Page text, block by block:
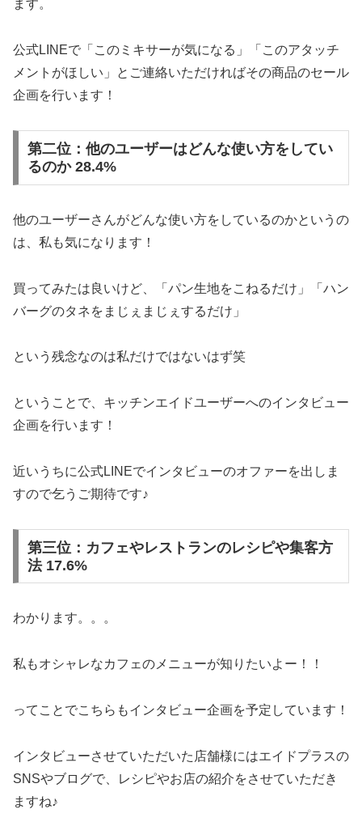
ます。
公式LINEで「このミキサーが気になる」「このアタッチ
メントがほしい」とご連絡いただければその商品のセール
企画を行います！
第二位：他のユーザーはどんな使い方をしてい
るのか 28.4%
他のユーザーさんがどんな使い方をしているのかというの
は、私も気になります！
買ってみたは良いけど、「パン生地をこねるだけ」「ハン
バーグのタネをまじぇまじぇするだけ」
という残念なのは私だけではないはず笑
ということで、キッチンエイドユーザーへのインタビュー
企画を行います！
近いうちに公式LINEでインタビューのオファーを出しま
すので乞うご期待です♪
第三位：カフェやレストランのレシピや集客方
法 17.6%
わかります。。。
私もオシャレなカフェのメニューが知りたいよー！！
ってことでこちらもインタビュー企画を予定しています！
インタビューさせていただいた店舗様にはエイドプラスの
SNSやブログで、レシピやお店の紹介をさせていただき
ますね♪